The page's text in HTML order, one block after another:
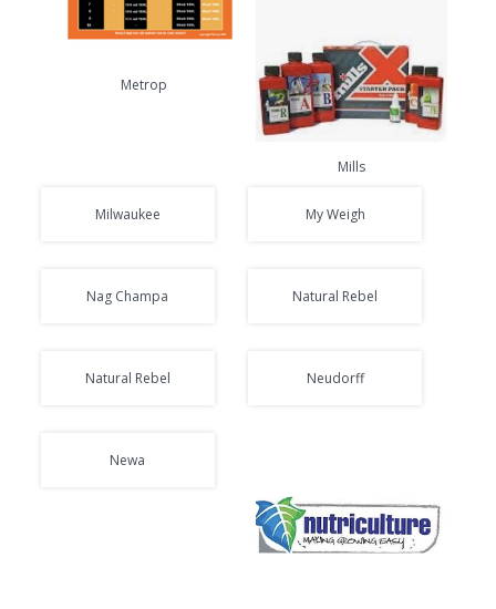
Metrop
Mills
Milwaukee My Weigh
Nag Champa Natural Rebel
Natural Rebel Neudorff
Newa